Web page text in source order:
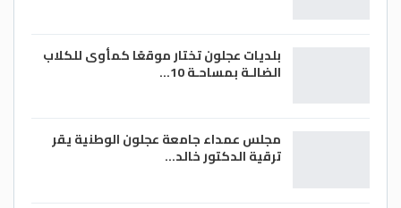
بلديات عجلون تختار موقعًا كمأوى للكلاب
الضالـة بمساحـة 10…
مجلس عمداء جامعة عجلون الوطنية يقر
ترقية الدكتور خالد…